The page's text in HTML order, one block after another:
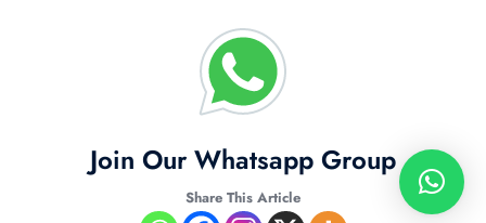
Join Our Whatsapp Group
Share This Article